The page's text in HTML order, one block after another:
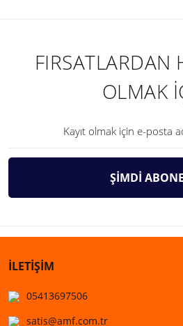
FIRSATLARDAN
OLMAK
ŞİMDİ
İLETİŞİM
05413697506
satis@amf.com.tr